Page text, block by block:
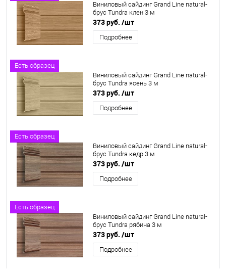
Виниловый сайдинг Grand Line natural-
брус Tundra клен 3 м
373 руб. /шт
Подробнее
Есть образец
Виниловый сайдинг Grand Line natural-
брус Tundra ясень 3 м
373 руб. /шт
Подробнее
Есть образец
Виниловый сайдинг Grand Line natural-
брус Tundra кедр 3 м
373 руб. /шт
Подробнее
Есть образец
Виниловый сайдинг Grand Line natural-
брус Tundra рябина 3 м
373 руб. /шт
Подробнее